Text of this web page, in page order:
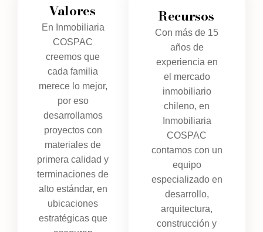
Valores
En Inmobiliaria
COSPAC
creemos que
cada familia
merece lo mejor,
por eso
desarrollamos
proyectos con
materiales de
primera calidad y
terminaciones de
alto estándar, en
ubicaciones
estratégicas que
Recursos
Con más de 15
años de
experiencia en
el mercado
inmobiliario
chileno, en
Inmobiliaria
COSPAC
contamos con un
equipo
especializado en
desarrollo,
arquitectura,
construcción y